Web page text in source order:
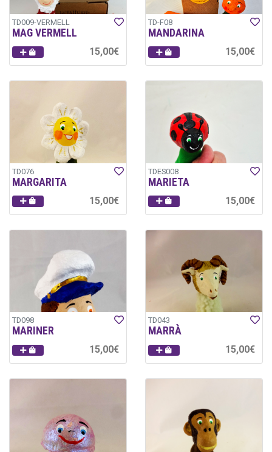
TD009-VERMELL
MAG VERMELL
15,00€
TD-F08
MANDARINA
15,00€
TD076
MARGARITA
15,00€
TDES008
MARIETA
15,00€
TD098
MARINER
15,00€
TD043
MARRÀ
15,00€